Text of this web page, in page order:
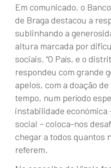
Em comunicado, o
de Braga destacou a
sublinhando a
altura marcada por
sociais. “O País, e o
respondeu com grande
apelos, com a doação
tempo, num período
instabilidade económica
social – coloca-nos
chegar a todos quantos
referem.